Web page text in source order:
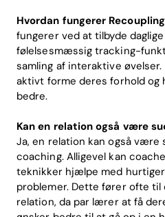
Hvordan fungerer
fungerer ved at tilbyde
følelsesmæssig tracking-
samling af interaktive øvelser.
aktivt forme deres forhold og
bedre.
Kan en relation også være
Ja, en relation kan også være
coaching. Alligevel kan
teknikker hjælpe med
problemer. Dette fører ofte
relation, da par lærer at få